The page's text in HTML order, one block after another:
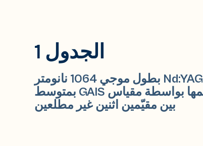
الجدول 1
بيانات ملخصة من 6 مرضى تلقوا ليزر Nd:YAG بطول موجي 1064 نانومتر
ومدة نبضة 650 ميكروثانية، تم تقييمها بواسطة مقياس GAIS بمتوسط
بين مقيّمين اثنين غير مطلعين